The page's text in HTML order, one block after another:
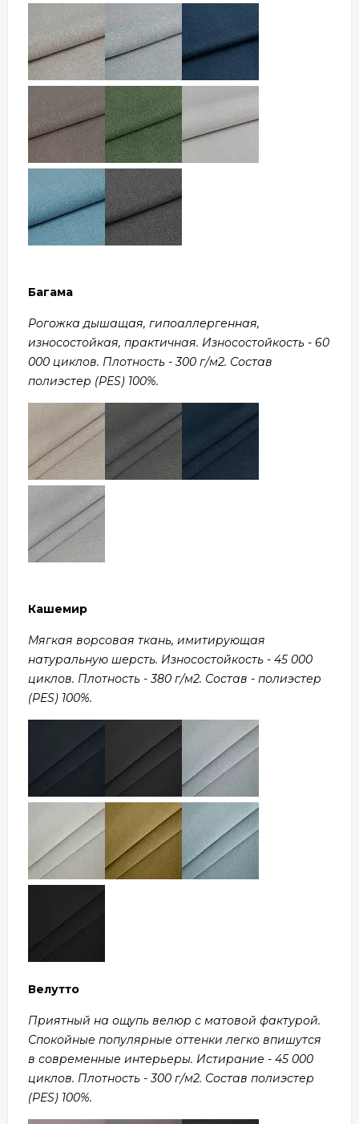
Багама
Рогожка дышащая, гипоаллергенная,
износостойкая, практичная. Износостойкость - 60
000 циклов. Плотность - 300 г/м2. Состав
полиэстер (PES) 100%.
Кашемир
Мягкая ворсовая ткань, имитирующая
натуральную шерсть. Износостойкость - 45 000
циклов. Плотность - 380 г/м2. Состав - полиэстер
(PES) 100%.
Велутто
Приятный на ощупь велюр с матовой фактурой.
Спокойные популярные оттенки легко впишутся
в современные интерьеры. Истирание - 45 000
циклов. Плотность - 300 г/м2. Состав полиэстер
(PES) 100%.